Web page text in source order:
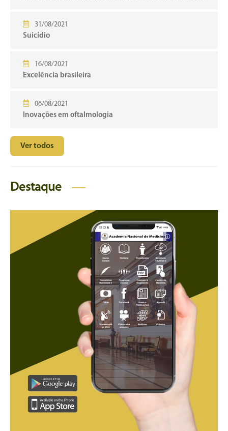
31/08/2021
Suicídio
16/08/2021
Excelência brasileira
06/08/2021
Inovações em oftalmologia
Ver todos
Destaque